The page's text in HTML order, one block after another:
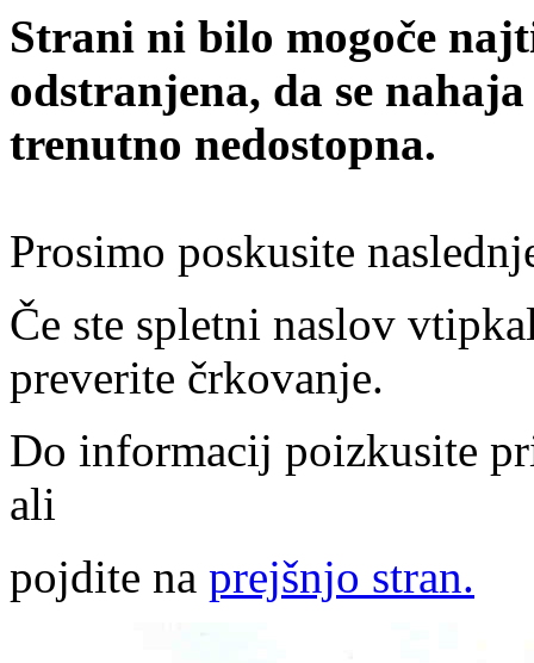
Strani ni bilo mogoče
odstranjena, da se
trenutno nedostopna.
Prosimo poskusite
Če ste spletni naslov
preverite črkovanje.
Do informacij poizkusite
ali
pojdite na prejšnjo stran.